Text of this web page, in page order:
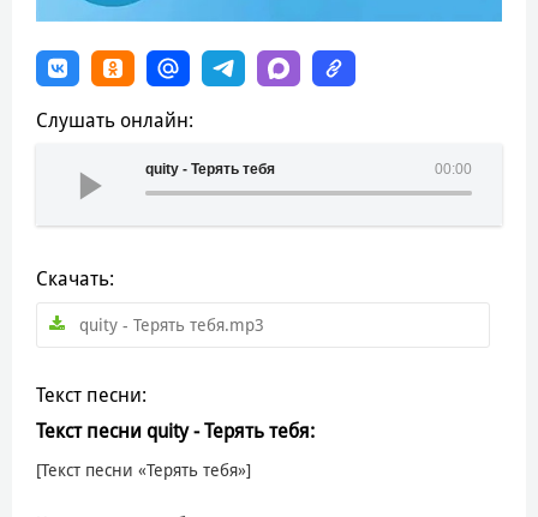
Слушать онлайн:
00:00
quity - Терять тебя
Скачать:
quity - Терять тебя.mp3
Текст песни:
Текст песни quity - Терять тебя:
[Текст песни «Терять тебя»]